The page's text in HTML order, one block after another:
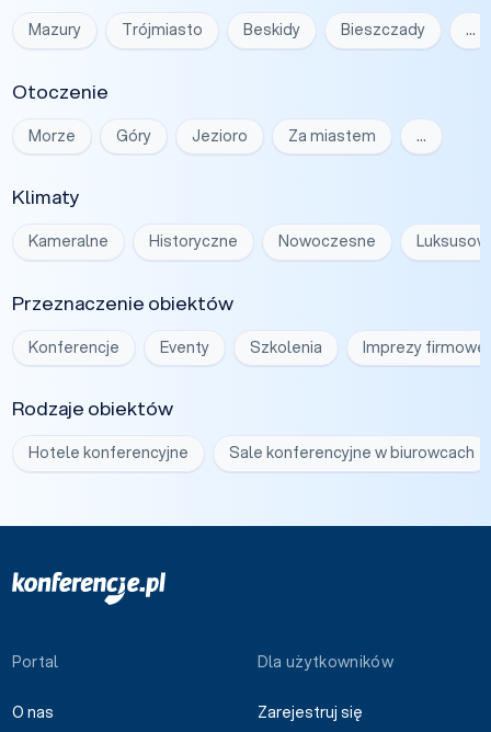
Mazury Trójmiasto Beskidy Bieszczady …
Otoczenie
Morze Góry Jezioro Za miastem …
Klimaty
Kameralne Historyczne Nowoczesne
Przeznaczenie obiektów
Konferencje Eventy Szkolenia Imprezy firmowe
Rodzaje obiektów
Hotele konferencyjne Sale konferencyjne w biurowcach
Portal
O nas
Dla użytkowników
Zarejestruj się